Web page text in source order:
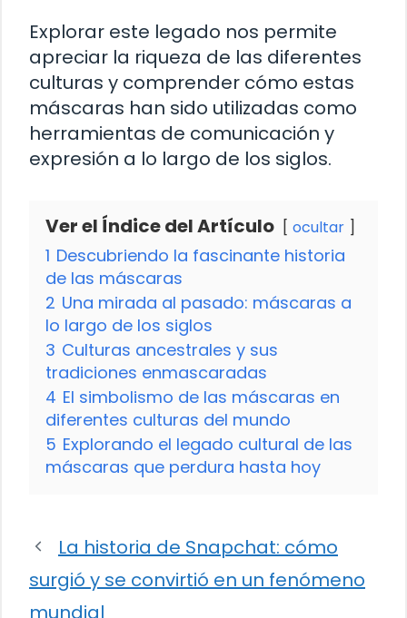
Explorar este legado nos permite
apreciar la riqueza de las diferentes
culturas y comprender cómo estas
máscaras han sido utilizadas como
herramientas de comunicación y
expresión a lo largo de los siglos.
Ver el Índice del Artículo ocultar
1 Descubriendo la fascinante historia
de las máscaras
2 Una mirada al pasado: máscaras a
lo largo de los siglos
3 Culturas ancestrales y sus
tradiciones enmascaradas
4 El simbolismo de las máscaras en
diferentes culturas del mundo
5 Explorando el legado cultural de las
máscaras que perdura hasta hoy
La historia de Snapchat: cómo
surgió y se convirtió en un fenómeno
mundial